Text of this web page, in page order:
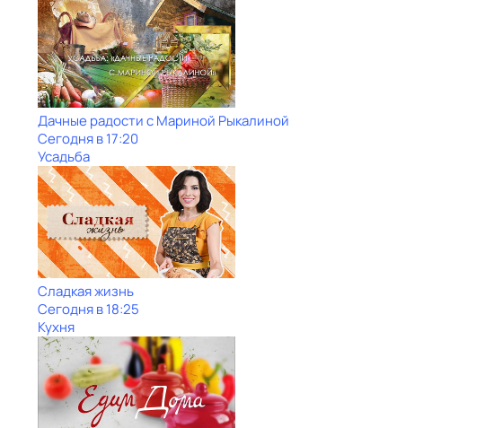
Дачные радости с Мариной Рыкалиной
Сегодня в 17:20
Усадьба
Сладкая жизнь
Сегодня в 18:25
Кухня